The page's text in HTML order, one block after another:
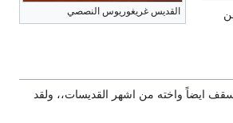
القديس غريغوريوس النصصي
ايضاً واخته من اشهر القديسات،، ولقد